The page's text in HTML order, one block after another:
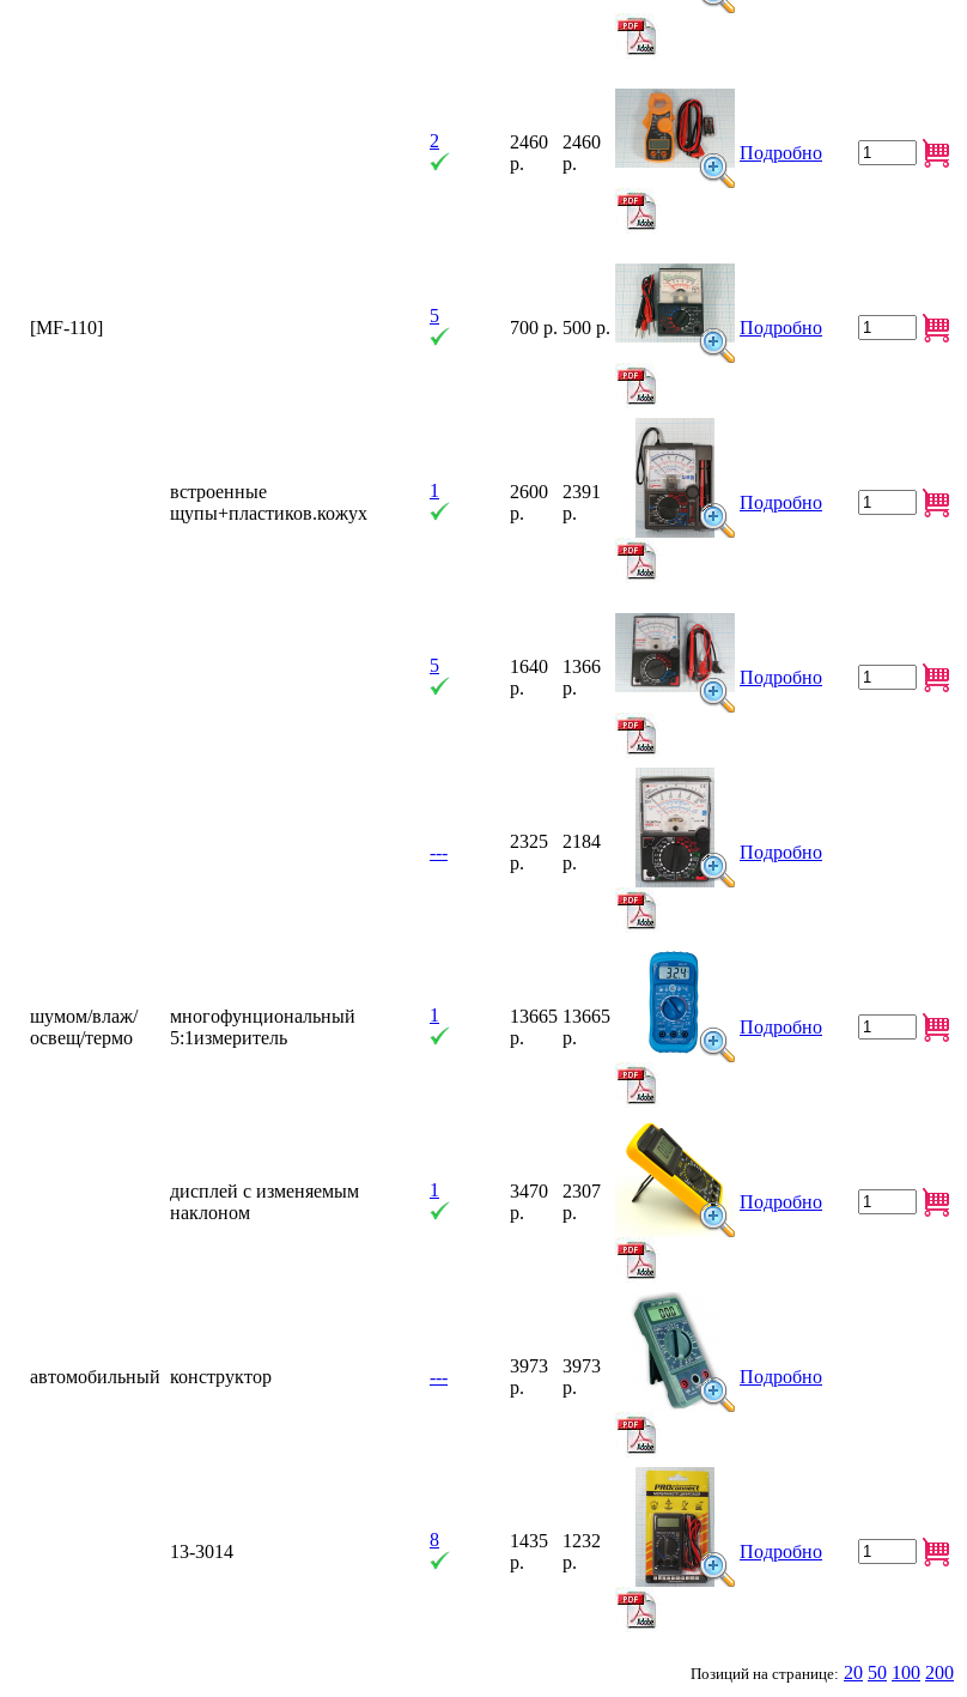
2
2460
р.
2460
р.
Подробно
[MF-110]
5
700 р. 500 р. Подробно
встроенные
щупы+пластиков.кожух
1
2600
р.
2391
р.
Подробно
5
1640
р.
1366
р.
Подробно
---
2325
р.
2184
р.
Подробно
шумом/влаж/
освещ/термо
многофунциональный
5:1измеритель
1
13665
р.
13665
р.
Подробно
дисплей с изменяемым
наклоном
1
3470
р.
2307
р.
Подробно
автомобильный конструктор ---
3973
р.
3973
р.
Подробно
13-3014
8
1435
р.
1232
р.
Подробно
Позиций на странице: 20 50 100 200